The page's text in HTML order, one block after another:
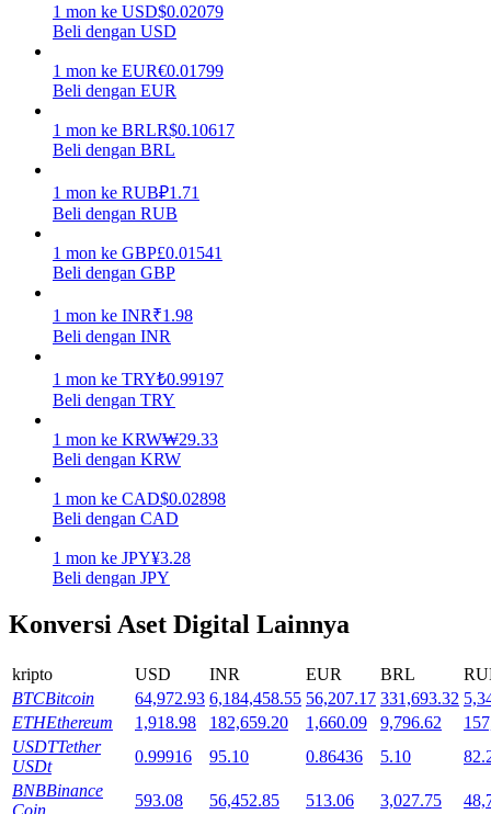
Babi Kekuatan
Dapatkan imbalan kompetitif setiap hari
Pengembalian tinggi & akses instan
Launchpool
1 mon ke USD$0.02079
Beli dengan USD
1 mon ke EUR€0.01799
Beli dengan EUR
1 mon ke BRLR$0.10617
Beli dengan BRL
1 mon ke RUB₽1.71
Beli dengan RUB
1 mon ke GBP£0.01541
Beli dengan GBP
1 mon ke INR₹1.98
Beli dengan INR
1 mon ke TRY₺0.99197
Beli dengan TRY
1 mon ke KRW₩29.33
Beli dengan KRW
1 mon ke CAD$0.02898
Beli dengan CAD
1 mon ke JPY¥3.28
Beli dengan JPY
Konversi Aset Digital Lainnya
kripto USD INR EUR BRL
BTCBitcoin 64,972.93 6,184,458.55 56,207.17 331,693.32
ETHEthereum 1,918.98 182,659.20 1,660.09 9,796.62
USDTTether
USDt
0.99916 95.10 0.86436 5.10
BNBBinance
Coin
593.08 56,452.85 513.06 3,027.75